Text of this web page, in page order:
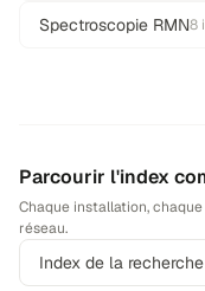
Spectroscopie RMN8
Parcourir l'index
Chaque installation,
réseau.
Index de la recherche